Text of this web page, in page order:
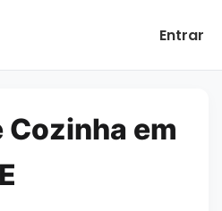
Entrar
em